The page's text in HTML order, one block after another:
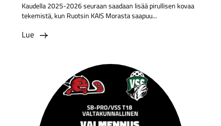
Kaudella 2025-2026 seuraan saadaan lisää pirullisen kovaa
tekemistä, kun Ruotsin KAIS Morasta saapuu...
Lue